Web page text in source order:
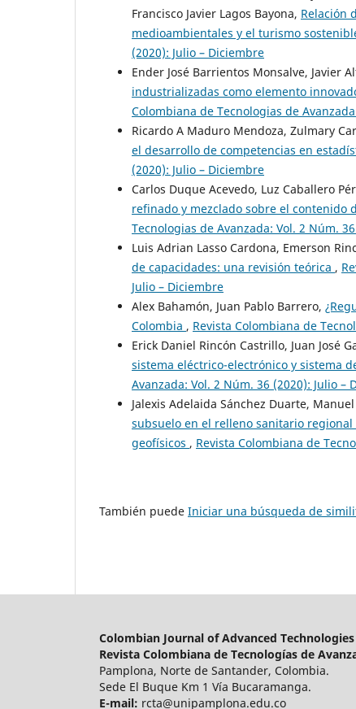
Francisco Javier Lagos Bayona, Relación
medioambientales y el turismo
(2020): Julio – Diciembre
Ender José Barrientos Monsalve, Javier
industrializadas como elemento
Colombiana de Tecnologias de
Ricardo A Maduro Mendoza, Zulmary
el desarrollo de competencias en
(2020): Julio – Diciembre
Carlos Duque Acevedo, Luz Caballero
refinado y mezclado sobre el contenido
Tecnologias de Avanzada: Vol. 2 Núm.
Luis Adrian Lasso Cardona, Emerson
de capacidades: una revisión teórica ,
Julio – Diciembre
Alex Bahamón, Juan Pablo Barrero,
Colombia , Revista Colombiana de
Erick Daniel Rincón Castrillo, Juan José
sistema eléctrico-electrónico y sistema
Avanzada: Vol. 2 Núm. 36 (2020): Julio –
Jalexis Adelaida Sánchez Duarte,
subsuelo en el relleno sanitario
geofísicos , Revista Colombiana de
También puede Iniciar una búsqueda de
Colombian Journal of Advanced Technologies
Revista Colombiana de Tecnologías de
Pamplona, Norte de Santander, Colombia.
Sede El Buque Km 1 Vía Bucaramanga.
E-mail: rcta@unipamplona.edu.co